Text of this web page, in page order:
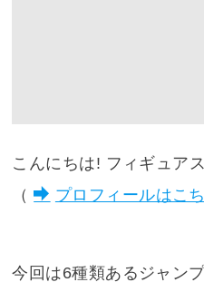
こんにちは! フィギュア
（
プロフィールはこ
今回は6種類あるジャン